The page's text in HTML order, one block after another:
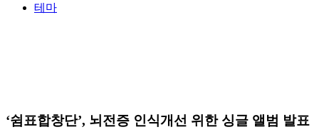
테마
‘쉼표합창단’, 뇌전증 인식개선 위한 싱글 앨범 발표